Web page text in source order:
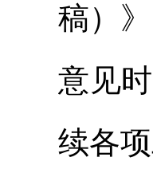
稿）
意见
续各